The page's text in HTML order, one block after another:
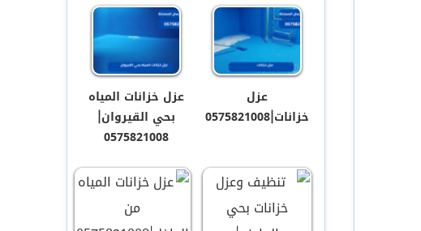
عزل
خزانات|0575821008
عزل خزانات المياه
بحي القيروان|
0575821008